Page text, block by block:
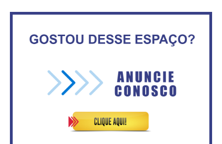
Circulação de ar no túnel será
fazendo o dever de casa, disse
Bolsonaro sobre Previdência
o GDF, quer unir Esquerda e
empolga militância do PT